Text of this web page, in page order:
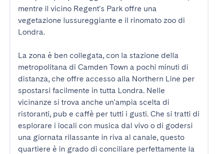
mentre il vicino Regent's Park offre una
vegetazione lussureggiante e il rinomato zoo di
Londra.
La zona è ben collegata, con la stazione della
metropolitana di Camden Town a pochi minuti di
distanza, che offre accesso alla Northern Line per
spostarsi facilmente in tutta Londra. Nelle
vicinanze si trova anche un'ampia scelta di
ristoranti, pub e caffè per tutti i gusti. Che si tratti di
esplorare i locali con musica dal vivo o di godersi
una giornata rilassante in riva al canale, questo
quartiere è in grado di conciliare perfettamente la